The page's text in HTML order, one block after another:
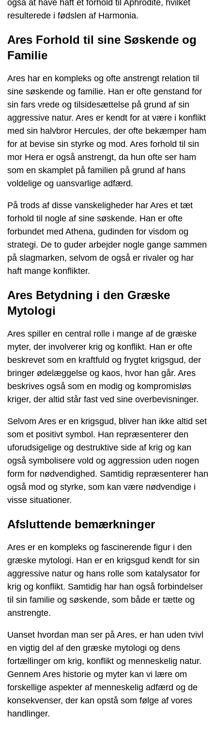
også at have haft et forhold til Aphrodite, hvilket
resulterede i fødslen af Harmonia.
Ares Forhold til sine Søskende og
Familie
Ares har en kompleks og ofte anstrengt relation til
sine søskende og familie. Han er ofte genstand for
sin fars vrede og tilsidesættelse på grund af sin
aggressive natur. Ares er kendt for at være i konflikt
med sin halvbror Hercules, der ofte bekæmper ham
for at bevise sin styrke og mod. Ares forhold til sin
mor Hera er også anstrengt, da hun ofte ser ham
som en skamplet på familien på grund af hans
voldelige og uansvarlige adfærd.
På trods af disse vanskeligheder har Ares et tæt
forhold til nogle af sine søskende. Han er ofte
forbundet med Athena, gudinden for visdom og
strategi. De to guder arbejder nogle gange sammen
på slagmarken, selvom de også er rivaler og har
haft mange konflikter.
Ares Betydning i den Græske
Mytologi
Ares spiller en central rolle i mange af de græske
myter, der involverer krig og konflikt. Han er ofte
beskrevet som en kraftfuld og frygtet krigsgud, der
bringer ødelæggelse og kaos, hvor han går. Ares
beskrives også som en modig og kompromisløs
kriger, der altid står fast ved sine overbevisninger.
Selvom Ares er en krigsgud, bliver han ikke altid set
som et positivt symbol. Han repræsenterer den
uforudsigelige og destruktive side af krig og kan
også symbolisere vold og aggression uden nogen
form for nødvendighed. Samtidig repræsenterer han
også mod og styrke, som kan være nødvendige i
visse situationer.
Afsluttende bemærkninger
Ares er en kompleks og fascinerende figur i den
græske mytologi. Han er en krigsgud kendt for sin
aggressive natur og hans rolle som katalysator for
krig og konflikt. Samtidig har han også forbindelser
til sin familie og søskende, som både er tætte og
anstrengte.
Uanset hvordan man ser på Ares, er han uden tvivl
en vigtig del af den græske mytologi og dens
fortællinger om krig, konflikt og menneskelig natur.
Gennem Ares historie og myter kan vi lære om
forskellige aspekter af menneskelig adfærd og de
konsekvenser, der kan opstå som følge af vores
handlinger.